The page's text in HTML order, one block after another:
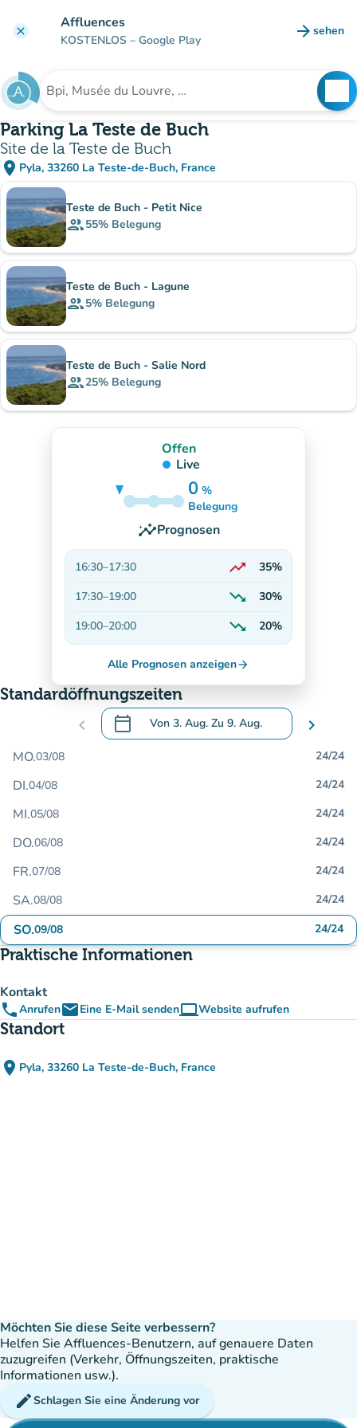
clear Affluences
KOSTENLOS – Google Play arrow_forward sehen
(new
Suche nach einer Einrichtung
Parking La Teste de Buch
Site de la Teste de Buch
place Pyla, 33260 La Teste-de-Buch, France
(in Google Maps öffnen)
(new tab)
Unterinstitutionen
Teste de Buch - Petit Nice
group55% Belegung
Teste de Buch - Lagune
group5% Belegung
Teste de Buch - Salie Nord
group25% Belegung
Offen
Live
0 %
30%
Belegung
insightsPrognosen
16:30–17:30 trending_up
35%
17:30–19:00 trending_down
30%
19:00–20:00 trending_down
Abnehmend
20%
Alle Prognosen anzeigenarrow_forward
Standardöffnungszeiten
chevron_left calendar_today Von 3. Aug. Zu 9. Aug.
.Öffnen Sie den Kalender, um Daten zu
chevron_right
MO.03/08 24/24
DI.04/08 24/24
MI.05/08 24/24
DO.06/08 24/24
FR.07/08 24/24
SA.08/08 24/24
SO.09/08 24/24
Praktische Informationen
Kontakt
phoneAnrufenemailEine E-Mail sendencomputerWebsite aufrufen
(new tab)
Standort
place Pyla, 33260 La Teste-de-Buch, France
(in Google Maps öffnen)
(new tab)
Möchten Sie diese Seite verbessern?
Helfen Sie Affluences-Benutzern, auf genauere Daten
zuzugreifen (Verkehr, Öffnungszeiten, praktische
Informationen usw.).
editSchlagen Sie eine Änderung vor